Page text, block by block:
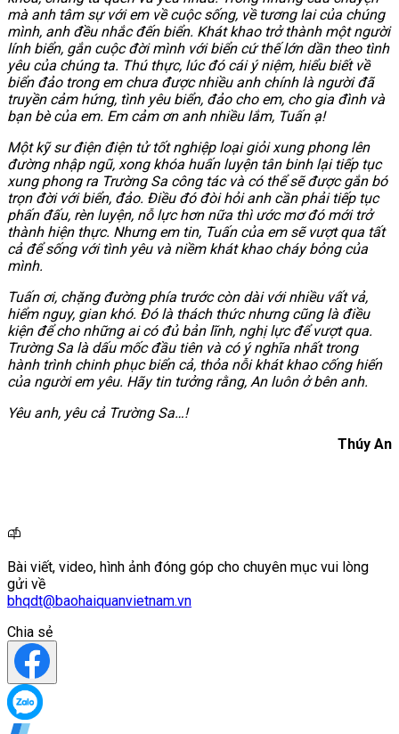
mà anh tâm sự với em về cuộc sống, về tương lai của chúng
mình, anh đều nhắc đến biển. Khát khao trở thành một người
lính biển, gắn cuộc đời mình với biển cứ thế lớn dần theo tình
yêu của chúng ta. Thú thực, lúc đó cái ý niệm, hiểu biết về
biển đảo trong em chưa được nhiều anh chính là người đã
truyền cảm hứng, tình yêu biển, đảo cho em, cho gia đình và
bạn bè của em. Em cảm ơn anh nhiều lắm, Tuấn ạ!
Một kỹ sư điện điện tử tốt nghiệp loại giỏi xung phong lên
đường nhập ngũ, xong khóa huấn luyện tân binh lại tiếp tục
xung phong ra Trường Sa công tác và có thể sẽ được gắn bó
trọn đời với biển, đảo. Điều đó đòi hỏi anh cần phải tiếp tục
phấn đấu, rèn luyện, nỗ lực hơn nữa thì ước mơ đó mới trở
thành hiện thực. Nhưng em tin, Tuấn của em sẽ vượt qua tất
cả để sống với tình yêu và niềm khát khao cháy bỏng của
mình.
Tuấn ơi, chặng đường phía trước còn dài với nhiều vất vả,
hiểm nguy, gian khó. Đó là thách thức nhưng cũng là điều
kiện để cho những ai có đủ bản lĩnh, nghị lực để vượt qua.
Trường Sa là dấu mốc đầu tiên và có ý nghĩa nhất trong
hành trình chinh phục biển cả, thỏa nỗi khát khao cống hiến
của người em yêu. Hãy tin tưởng rằng, An luôn ở bên anh.
Yêu anh, yêu cả Trường Sa…!
Thúy An
Bài viết, video, hình ảnh đóng góp cho chuyên mục vui lòng
gửi về
bhqdt@baohaiquanvietnam.vn
Chia sẻ